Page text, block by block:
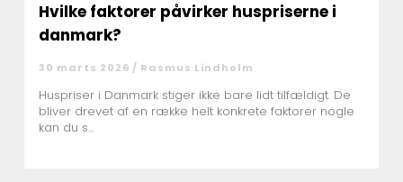
Hvilke faktorer påvirker huspriserne i
danmark?
30 marts 2026 / Rasmus Lindholm
Huspriser i Danmark stiger ikke bare lidt tilfældigt. De
bliver drevet af en række helt konkrete faktorer nogle
kan du s...